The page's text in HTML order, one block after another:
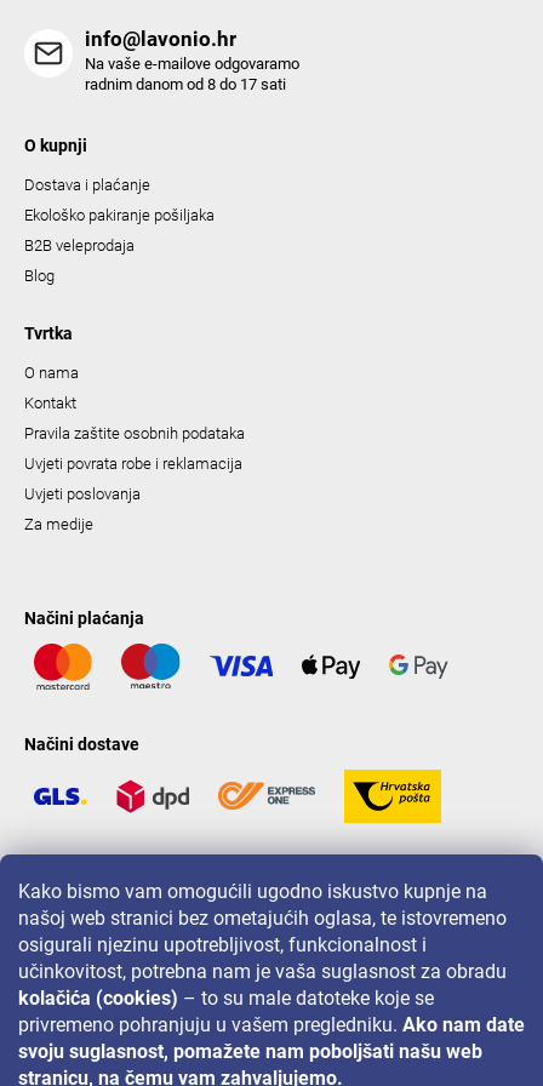
Kako bismo vam omogućili ugodno iskustvo kupnje na
našoj web stranici bez ometajućih oglasa, te istovremeno
osigurali njezinu upotrebljivost, funkcionalnost i
učinkovitost, potrebna nam je vaša suglasnost za obradu
kolačića (cookies) – to su male datoteke koje se
privremeno pohranjuju u vašem pregledniku. Ako nam date
svoju suglasnost, pomažete nam poboljšati našu web
stranicu, na čemu vam zahvaljujemo.
info@lavonio.hr
Na vaše e-mailove odgovaramo
radnim danom od 8 do 17 sati
O kupnji
Dostava i plaćanje
Ekološko pakiranje pošiljaka
B2B veleprodaja
Blog
Tvrtka
O nama
Kontakt
Pravila zaštite osobnih podataka
Uvjeti povrata robe i reklamacija
Uvjeti poslovanja
Za medije
Načini plaćanja
Načini dostave
Za akcije, nagradne igre i popuste pratite nas na: